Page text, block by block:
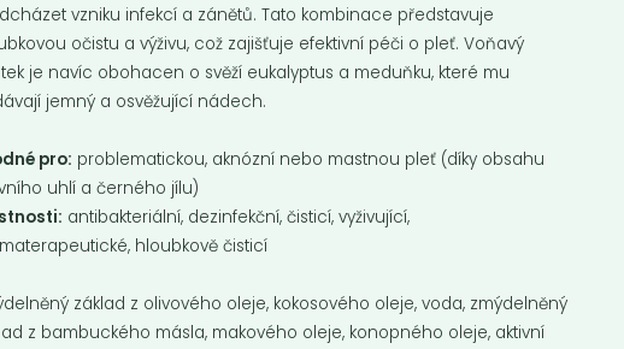
vzniku infekcí a zánětů. Tato kombinace představuje
očistu a výživu, což zajišťuje efektivní péči o pleť. Voňavý
je navíc obohacen o svěží eukalyptus a meduňku, které mu
jemný a osvěžující nádech.
pro: problematickou, aknózní nebo mastnou pleť (díky obsahu
uhlí a černého jílu)
antibakteriální, dezinfekční, čisticí, vyživující,
hloubkově čisticí
základ z olivového oleje, kokosového oleje, voda, zmýdelněný
z bambuckého másla, makového oleje, konopného oleje, aktivní